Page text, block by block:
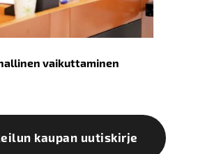
vaikuttaminen
kaupan uutiskirje